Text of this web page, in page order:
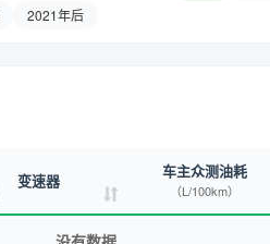
2021年后
变速器 车主众测油耗
（L/100km）